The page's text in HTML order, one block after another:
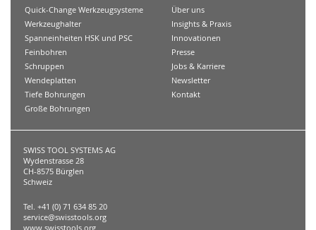
Quick-Change Werkzeugsysteme
Werkzeughalter
Spanneinheiten HSK und PSC
Feinbohren
Schruppen
Wendeplatten
Tiefe Bohrungen
Große Bohrungen
Über uns
Insights & Praxis
Innovationen
Presse
Jobs & Karriere
Newsletter
Kontakt
SWISS TOOL SYSTEMS AG
Wydenstrasse 28
CH-8575 Bürglen
Schweiz
Tel. +41 (0) 71 634 85 20
service@swisstools.org
www.swisstools.org